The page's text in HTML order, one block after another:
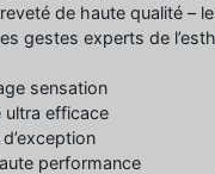
de haute qualité –
gestes experts de
sensation
efficace
performance